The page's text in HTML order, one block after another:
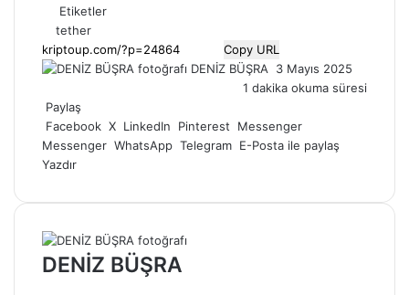
Etiketler
tether
Copy URL
DENİZ BÜŞRA
Bir
e-
göndermek
3 Mayıs 2025
1 dakika okuma süresi
Paylaş
Facebook X LinkedIn Pinterest
Messenger
Messenger WhatsApp Telegram E-Posta ile paylaş
Yazdır
DENİZ BÜŞRA